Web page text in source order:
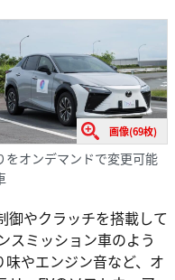
画像(69枚)
をオンデマンドで変更可能
御やクラッチを搭載して
スミッション車のよう
やエンジン音など、オ